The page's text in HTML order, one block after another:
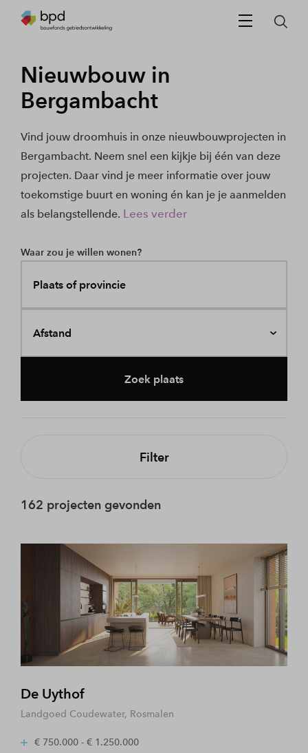
Nieuwbouw in
Bergambacht
Vind jouw droomhuis in onze nieuwbouwprojecten in
Bergambacht. Neem snel een kijkje bij één van deze
projecten. Daar vind je meer informatie over jouw
toekomstige buurt en woning én kan je je aanmelden
als belangstellende. Lees verder
Waar zou je willen wonen?
Plaats of provincie
Afstand
Zoek plaats
Filter
162 projecten gevonden
De Uythof
Landgoed Coudewater, Rosmalen
€ 750.000 - € 1.250.000